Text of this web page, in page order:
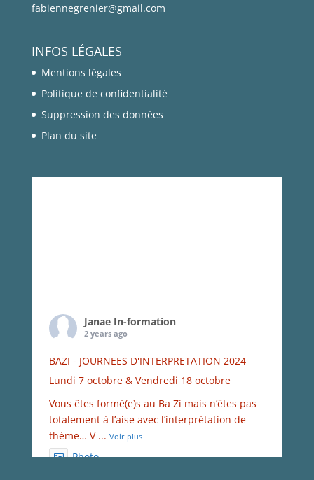
fabiennegrenier@gmail.com
INFOS LÉGALES
Mentions légales
Politique de confidentialité
Suppression des données
Plan du site
Janae In-formation
2 years ago
BAZI - JOURNEES D'INTERPRETATION 2024
Lundi 7 octobre & Vendredi 18 octobre
Vous êtes formé(e)s au Ba Zi mais n’êtes pas
totalement à l’aise avec l’interprétation de
thème… V ... Voir plus
Photo